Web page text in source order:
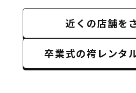
近くの店舗を
卒業式の袴レンタ